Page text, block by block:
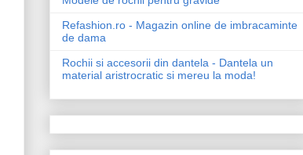
Refashion.ro - Magazin online de imbracaminte
de dama
Rochii si accesorii din dantela - Dantela un
material aristrocratic si mereu la moda!